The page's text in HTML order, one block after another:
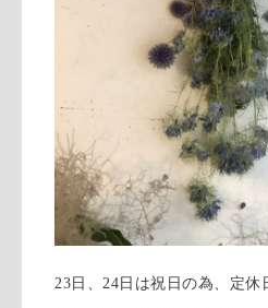
23日、24日は祝日の為、定休